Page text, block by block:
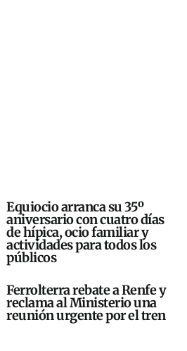
Equiocio arranca su 35º
aniversario con cuatro días
de hípica, ocio familiar y
actividades para todos los
públicos
Ferrolterra rebate a Renfe y
reclama al Ministerio una
reunión urgente por el tren